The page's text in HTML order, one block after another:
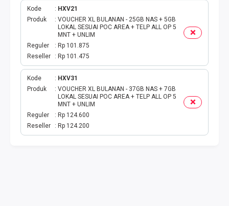
TAG PDAM
TAG BPJS
TAG TELKOM
TAG TV PASCABAYAR
Kode
HXV21
Produk
VOUCHER XL BULANAN - 25GB NAS + 5GB
LOKAL SESUAI POC AREA + TELP ALL OP 5
MNT + UNLIM
Reguler
Rp 101.875
Reseller
Rp 101.475
Kode
HXV31
Produk
VOUCHER XL BULANAN - 37GB NAS + 7GB
LOKAL SESUAI POC AREA + TELP ALL OP 5
MNT + UNLIM
Reguler
Rp 124.600
Reseller
Rp 124.200